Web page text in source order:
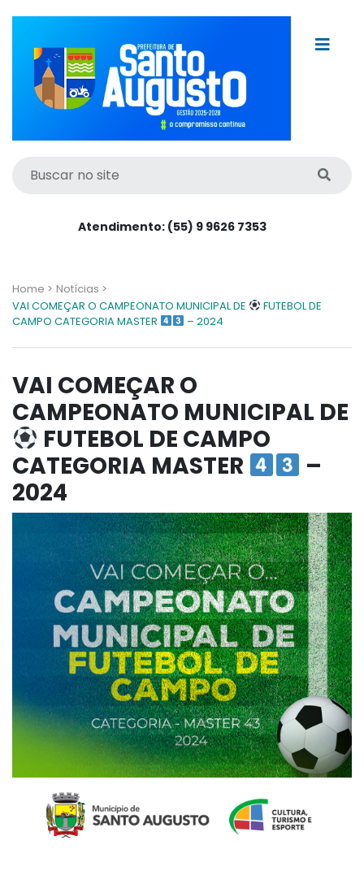
Atendimento: (55) 9 9626 7353
Home > Notícias >
VAI COMEÇAR O CAMPEONATO MUNICIPAL DE
FUTEBOL DE
CAMPO CATEGORIA MASTER
– 2024
VAI COMEÇAR O
CAMPEONATO MUNICIPAL DE
FUTEBOL DE CAMPO
CATEGORIA MASTER
–
2024